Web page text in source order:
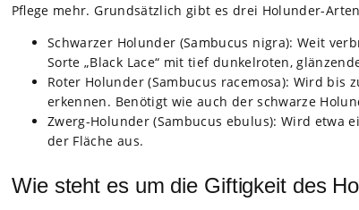
Pflege mehr. Grund­sätz­lich gibt es drei Holun­der-
Schwar­zer Holun­der (Sam­bu­cus nigra): Weit
Sorte „Black Lace“ mit tief dun­kel­ro­ten,
Roter Holun­der (Sam­bu­cus race­mosa): Wird
erken­nen. Benö­tigt wie auch der schwarze
Zwerg-Holun­der (Sam­bu­cus ebu­lus): Wird
der Flä­che aus.
Wie steht es um die Giftigkeit des